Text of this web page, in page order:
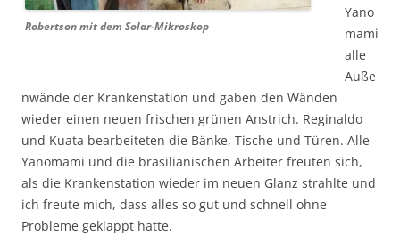
Robertson mit dem Solar-Mikroskop
Yano
mami
alle
Auße
nwände der Krankenstation und gaben den Wänden
wieder einen neuen frischen grünen Anstrich. Reginaldo
und Kuata bearbeiteten die Bänke, Tische und Türen. Alle
Yanomami und die brasilianischen Arbeiter freuten sich,
als die Krankenstation wieder im neuen Glanz strahlte und
ich freute mich, dass alles so gut und schnell ohne
Probleme geklappt hatte.